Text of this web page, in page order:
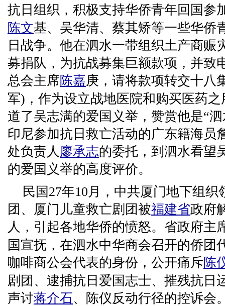
抗日组织，积极支持华侨青年回国参
陈文基、吴华清、蔡其矫等一些华侨
日战争。他在泗水一带组织土产商赈
募捐队，为抗战募集巨额款项，并致
总会主席陈嘉庚，请将款项转交十八
军)，作为设立战地医院和购买医药之
道了吴志满的爱国义举，赞赏他是“
印尼参加抗日救亡活动的广东籍海员
处负责人 廖承志的委托，到泗水看望
的爱国义举的高度评价。
民国27年10月，中共厦门地下组
团、厦门儿童救亡剧团被福建省政府
人，引起各地华侨的愤怒。省政府主
国宣抚，在泗水中华商会召开的侨团
咖啡商公会代表的身份，公开痛斥陈
剧团、逮捕抗日爱国志士、摧残抗日
声讨蒋介石、陈仪反动行径的控诉会